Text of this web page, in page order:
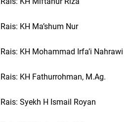
Rais: KH Ma’shum Nur
Rais: KH Mohammad Irfa’i Nahrawi
Rais: KH Fathurrohman, M.Ag.
Rais: Syekh H Ismail Royan